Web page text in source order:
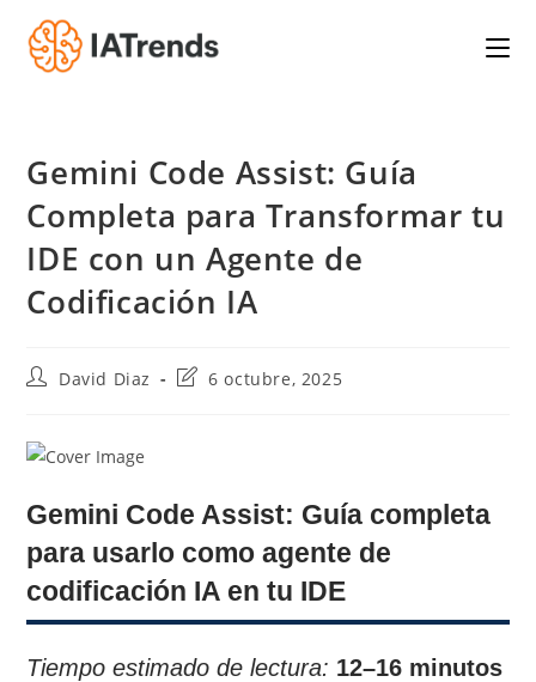
Saltar
contenido
Gemini Code Assist: Guía
Completa para Transformar tu
IDE con un Agente de
Codificación IA
Autor
entrada:
David Diaz
Última6 octubre, 2025
Gemini Code Assist: Guía completa
para usarlo como agente de
codificación IA en tu IDE
Tiempo estimado de lectura: 12–16 minutos